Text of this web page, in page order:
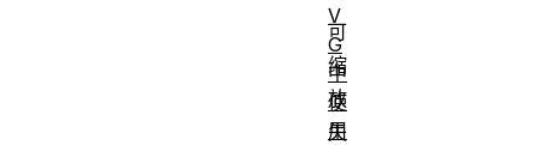
可
缩
放
矢
V
G
中
使
用